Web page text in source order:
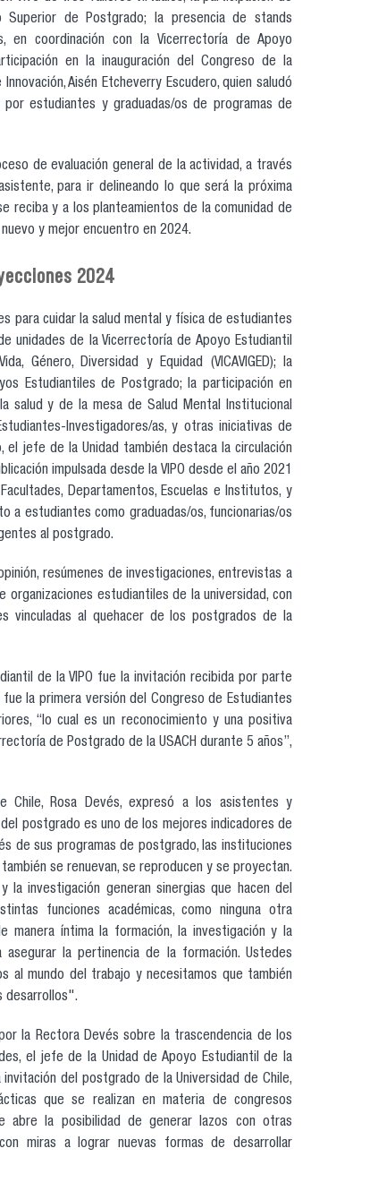
de Postgrado; la presencia de stands
en coordinación con la Vicerrectoría de Apoyo
en la inauguración del Congreso de la
Aisén Etcheverry Escudero, quien saludó
estudiantes y graduadas/os de programas de
de evaluación general de la actividad, a través
para ir delineando lo que será la próxima
reciba y a los planteamientos de la comunidad de
y mejor encuentro en 2024.
2024
para cuidar la salud mental y física de estudiantes
unidades de la Vicerrectoría de Apoyo Estudiantil
Género, Diversidad y Equidad (VICAVIGED); la
Estudiantiles de Postgrado; la participación en
salud y de la mesa de Salud Mental Institucional
Investigadores/as, y otras iniciativas de
jefe de la Unidad también destaca la circulación
impulsada desde la VIPO desde el año 2021
Departamentos, Escuelas e Institutos, y
a estudiantes como graduadas/os, funcionarias/os
al postgrado.
resúmenes de investigaciones, entrevistas a
estudiantiles de la universidad, con
vinculadas al quehacer de los postgrados de la
de la VIPO fue la invitación recibida por parte
la primera versión del Congreso de Estudiantes
“lo cual es un reconocimiento y una positiva
de Postgrado de la USACH durante 5 años”,
Chile, Rosa Devés, expresó a los asistentes y
postgrado es uno de los mejores indicadores de
de sus programas de postgrado, las instituciones
se renuevan, se reproducen y se proyectan.
la investigación generan sinergias que hacen del
funciones académicas, como ninguna otra
manera íntima la formación, la investigación y la
asegurar la pertinencia de la formación. Ustedes
al mundo del trabajo y necesitamos que también
desarrollos".
la Rectora Devés sobre la trascendencia de los
el jefe de la Unidad de Apoyo Estudiantil de la
invitación del postgrado de la Universidad de Chile,
que se realizan en materia de congresos
abre la posibilidad de generar lazos con otras
miras a lograr nuevas formas de desarrollar